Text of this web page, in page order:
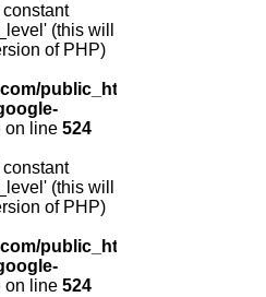
(this will
of PHP)
public_html/wp-
on line 524
(this will
of PHP)
public_html/wp-
on line 524